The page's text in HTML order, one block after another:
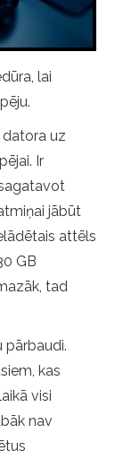
lai
datora uz
Ir
jābūt
attēls
GB
tad
pārbaudi.
kas
visi
nav